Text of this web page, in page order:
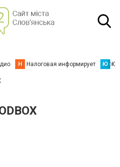
Н Налоговая информирует Ю